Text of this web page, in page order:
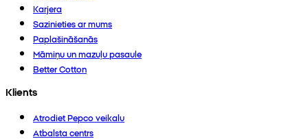
Karjera
Sazinieties ar mums
Paplašināšanās
Māmiņu un mazuļu pasaule
Better Cotton
Klients
Atrodiet Pepco veikalu
Atbalsta centrs